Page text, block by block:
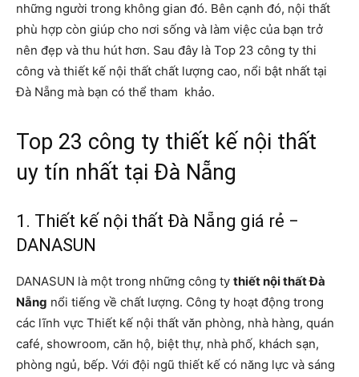
những người trong không gian đó. Bên cạnh đó, nội thất
phù hợp còn giúp cho nơi sống và làm việc của bạn trở
nên đẹp và thu hút hơn. Sau đây là Top 23 công ty thi
công và thiết kế nội thất chất lượng cao, nổi bật nhất tại
Đà Nẵng mà bạn có thể tham khảo.
Top 23 công ty thiết kế nội thất
uy tín nhất tại Đà Nẵng
1. Thiết kế nội thất Đà Nẵng giá rẻ −
DANASUN
DANASUN là một trong những công ty thiết nội thất Đà
Nẵng nổi tiếng về chất lượng. Công ty hoạt động trong
các lĩnh vực Thiết kế nội thất văn phòng, nhà hàng, quán
café, showroom, căn hộ, biệt thự, nhà phố, khách sạn,
phòng ngủ, bếp. Với đội ngũ thiết kế có năng lực và sáng